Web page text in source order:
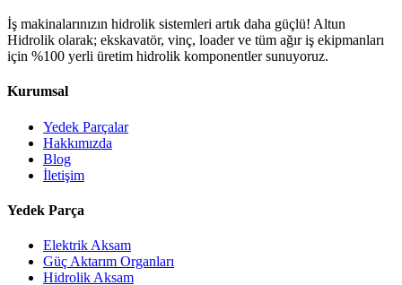
İş makinalarınızın hidrolik sistemleri artık daha güçlü! Altun
Hidrolik olarak; ekskavatör, vinç, loader ve tüm ağır iş ekipmanları
için %100 yerli üretim hidrolik komponentler sunuyoruz.
Kurumsal
Yedek Parçalar
Hakkımızda
Blog
İletişim
Yedek Parça
Elektrik Aksam
Güç Aktarım Organları
Hidrolik Aksam